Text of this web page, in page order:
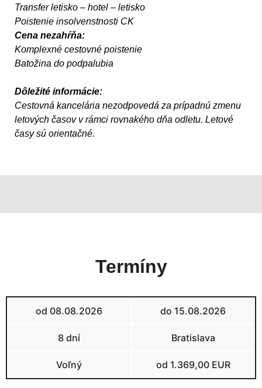
Transfer letisko – hotel – letisko
Poistenie insolvenstnosti CK
Cena nezahŕňa:
Komplexné cestovné poistenie
Batožina do podpalubia
Dôležité informácie:
Cestovná kancelária nezodpovedá za prípadnú zmenu
letových časov v rámci rovnakého dňa odletu. Letové
časy sú orientačné.
Termíny
od 08.08.2026 do 15.08.2026
8 dní Bratislava
Voľný od 1.369,00 EUR